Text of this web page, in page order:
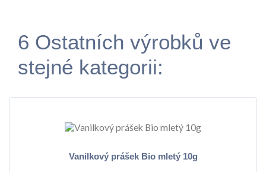
6 Ostatních výrobků ve
stejné kategorii:
Vanilkový prášek Bio mletý 10g